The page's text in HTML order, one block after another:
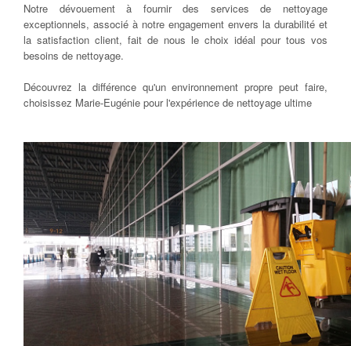
Notre dévouement à fournir des services de nettoyage
exceptionnels, associé à notre engagement envers la durabilité et
la satisfaction client, fait de nous le choix idéal pour tous vos
besoins de nettoyage.
Découvrez la différence qu'un environnement propre peut faire,
choisissez Marie-Eugénie pour l'expérience de nettoyage ultime